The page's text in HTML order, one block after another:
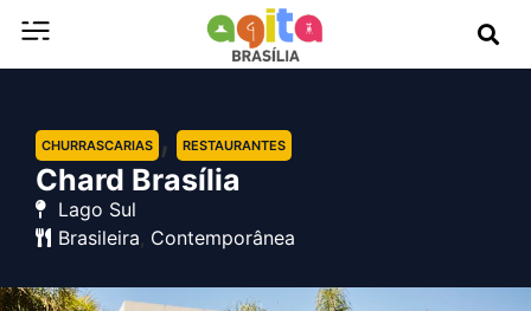
CHURRASCARIAS , RESTAURANTES
Chard Brasília
Lago Sul
Brasileira, Contemporânea